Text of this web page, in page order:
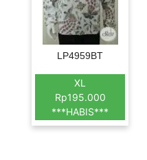
LP4959BT
XL
Rp195.000
***HABIS***